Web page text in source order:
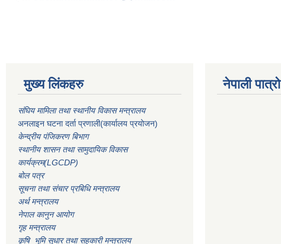
मुख्य लिंकहरु
संघिय मामिला तथा स्थानीय विकास मन्त्रालय
अनलाइन घटना दर्ता प्रणाली(कार्यालय प्रयोजन)
केन्द्रीय पंजिकरण बिभाग
स्थानीय शासन तथा सामुदायिक विकास
कार्यक्रम(LGCDP)
बोल पत्र
सूचना तथा संचार प्रबिधि मन्त्रालय
अर्थ मन्त्रालय
नेपाल कानुन आयोग
गृह मन्त्रालय
कृषि भुमि सुधार तथा सहकारी मन्त्रालय
नेपाली पात्रो